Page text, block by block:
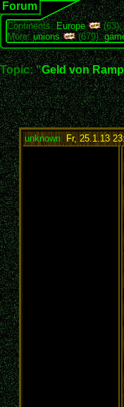
Forum
Continents:Europe (63),
More:unions (679),
Topic: "Geld von
unknown, Fr, 25.1.13